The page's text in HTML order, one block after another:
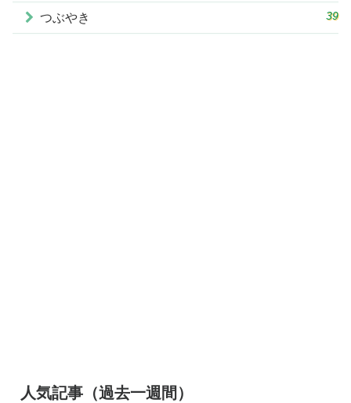
つぶやき 39
人気記事（過去一週間）